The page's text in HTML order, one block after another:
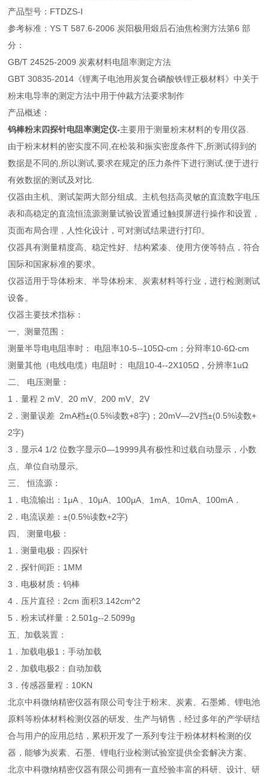
产品型号：FTDZS-I
参考标准：YS T 587.6-2006 炭阳极用煅后石油焦检测方法第6 部
分：
GB/T 24525-2009 炭素材料电阻率测定方法
GBT 30835-2014《锂离子电池用炭复合磷酸铁锂正极材料》中关于
粉末电导率的测定方法中用于仲裁方法要求制作
产品概述：
钨棒粉末四探针电阻率测定仪-主要用于测量粉末材料的专用仪器.
由于粉末材料的密实度不同,在松装和振实密度条件下,所测试得到的
数据是不同的,所以测试,要求在规定的压力条件下进行测试.便于进行
有效数据的测试及对比.
仪器由主机、测试架两大部分组成。主机包括高灵敏的直流数字电压
表和高稳定的直流恒流源测量试验设置通过触摸屏进行操作和设置，
页面布局合理，人性化设计，可对测试结果进行打印。
仪器具有测量精度高、稳定性好、结构紧凑、使用方便等特点，符合
国际和国家标准的要求。
仪器适用于导体粉末、半导体粉末、炭素材料等行业，进行检测测试
设备。
仪器主要技术指标：
一、测量范围：
测量半导电电阻率时： 电阻率10-5--105Ω-cm；分辩率10-6Ω-cm
测量其他（电线电缆）电阻时： 电阻10-4--2X105Ω，分辨率1uΩ
二、 电压测量：
1．量程 2 mV、20 mV、200 mV、2V
2．测量误差 2mA档±(0.5%读数+8字)；20mV—2V挡±(0.5%读数+
2字)
3．显示4 1/2 位数字显示0—19999具有极性和过载自动显示，小数
点、单位自动显示。
三、 恒流源：
1．电流输出：1μA 、10μA、100μA、1mA、10mA、100mA．
2．电流误差：±(0.5%读数+2字)
四、 测量电极：
1．测量电极：四探针
2．探针间距：1MM
3．电极材质：钨棒
4．压片直径：2cm 面积3.142cm^2
5．粉末试样量：2.501g--2.5099g
五、加载装置：
1．加载电极1：手动加载
2．加载电极2：自动加载
3．传感器量程：10KN
北京中科微纳精密仪器有限公司专注于粉末、炭素、石墨烯、锂电池
原料等粉体材料检测仪器的研发、生产与销售，经过多年的产学研结
合与用户的应用总结，累积开发了一系列专注于粉体材料检测的仪
器，能够为炭素、石墨、锂电行业检测试验室提供全套解决方案。
北京中科微纳精密仪器有限公司拥有一直经验丰富的科研、设计、研